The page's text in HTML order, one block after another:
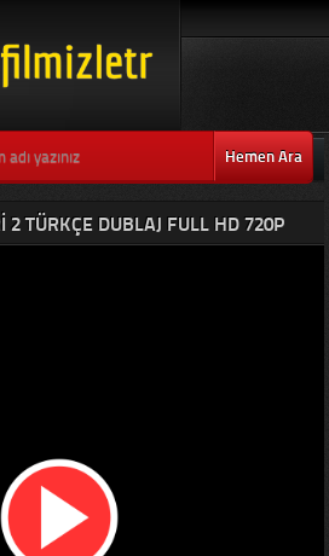
Hemen Ara
TÜRKÇE DUBLAJ FULL HD 720P